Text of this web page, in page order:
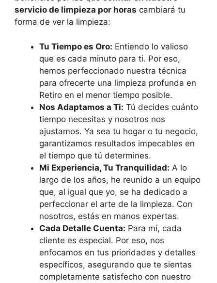
servicio de limpieza por horas cambiará tu
forma de ver la limpieza:
Tu Tiempo es Oro: Entiendo lo valioso
que es cada minuto para ti. Por eso,
hemos perfeccionado nuestra técnica
para ofrecerte una limpieza profunda en
Retiro en el menor tiempo posible.
Nos Adaptamos a Ti: Tú decides cuánto
tiempo necesitas y nosotros nos
ajustamos. Ya sea tu hogar o tu negocio,
garantizamos resultados impecables en
el tiempo que tú determines.
Mi Experiencia, Tu Tranquilidad: A lo
largo de los años, he reunido a un equipo
que, al igual que yo, se ha dedicado a
perfeccionar el arte de la limpieza. Con
nosotros, estás en manos expertas.
Cada Detalle Cuenta: Para mí, cada
cliente es especial. Por eso, nos
enfocamos en tus prioridades y detalles
específicos, asegurando que te sientas
completamente satisfecho con nuestro